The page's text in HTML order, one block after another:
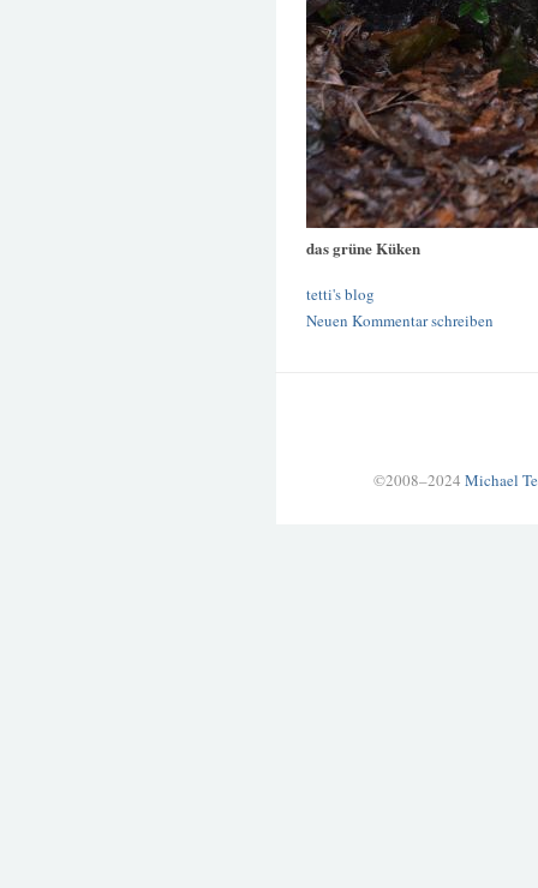
das grüne Küken
tetti's blog
Neuen Kommentar schreiben
©2008–2024 Michael